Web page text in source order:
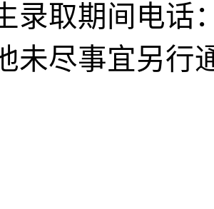
录取期间电话
未尽事宜另行